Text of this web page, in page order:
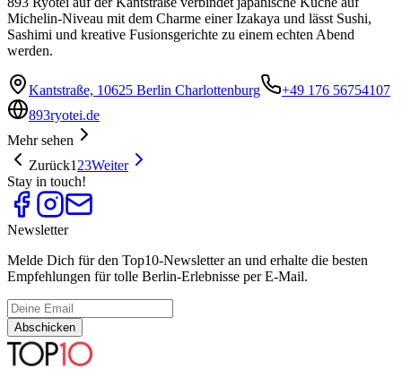
Michelin-Niveau mit dem Charme einer Izakaya und lässt Sushi,
Sashimi und kreative Fusionsgerichte zu einem echten Abend
werden.
Kantstraße, 10625 Berlin Charlottenburg
+49 176 56754107
893ryotei.de
Mehr sehen
Zurück1 23Weiter
Stay in touch!
Newsletter
Melde Dich für den Top10-Newsletter an und erhalte die besten
Empfehlungen für tolle Berlin-Erlebnisse per E-Mail.
Abschicken